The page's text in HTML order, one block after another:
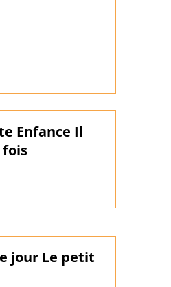
Enfance Il
jour Le petit